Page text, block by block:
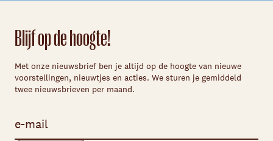
Blijf op de hoogte!
Met onze nieuwsbrief ben je altijd op de hoogte van nieuwe
voorstellingen, nieuwtjes en acties. We sturen je gemiddeld
twee nieuwsbrieven per maand.